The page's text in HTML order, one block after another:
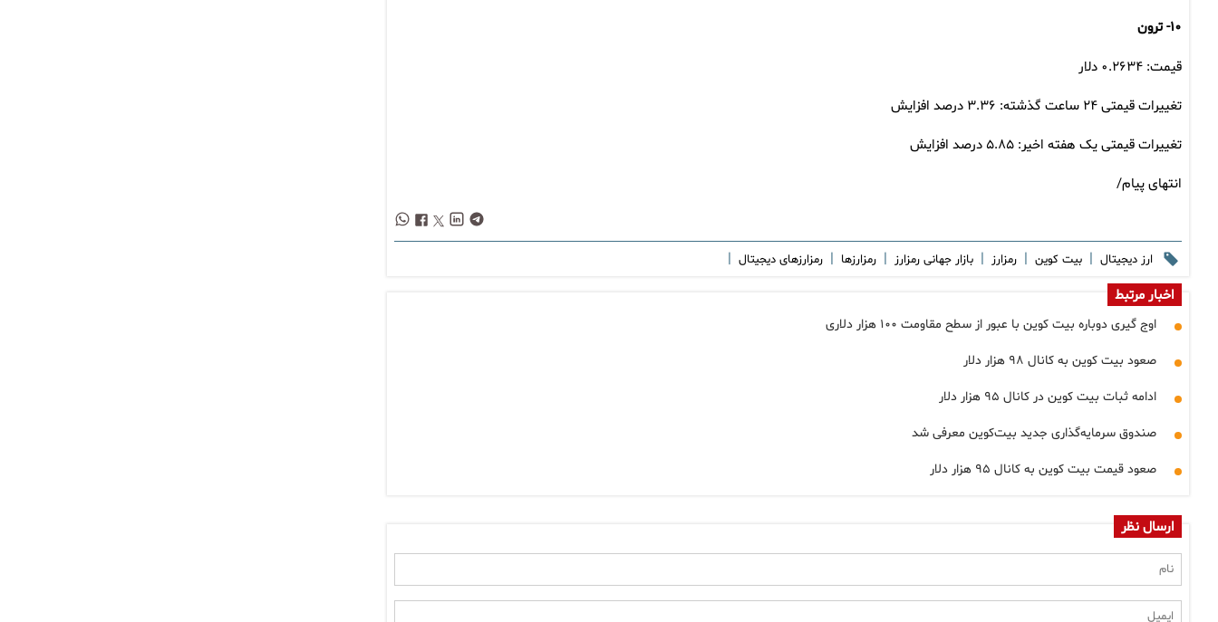
۱۰- ترون
قیمت: ۰.۲۶۳۴ دلار
تغییرات قیمتی ۲۴ ساعت گذشته: ۳.۳۶ درصد افزایش
تغییرات قیمتی یک هفته اخیر: ۵.۸۵ درصد افزایش
انتهای پیام/
ارز دیجیتال | بیت کوین | رمزارز | بازار جهانی رمزارز | رمزارزها | رمزارزهای دیجیتال |
اخبار مرتبط
اوج گیری دوباره بیت کوین با عبور از سطح مقاومت ۱۰۰ هزار دلاری
صعود بیت کوین به کانال ۹۸ هزار دلار
ادامه ثبات بیت کوین در کانال ۹۵ هزار دلار
صندوق سرمایه‌گذاری جدید بیت‌کوین معرفی شد
صعود قیمت بیت کوین به کانال ۹۵ هزار دلار
ارسال نظر